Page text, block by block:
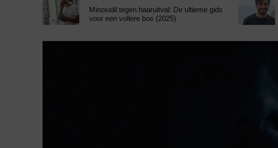
Minoxidil tegen haaruitval: De ultieme gids
voor een vollere bos (2025)